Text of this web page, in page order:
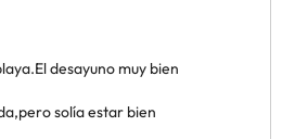
desayuno muy bien
solía estar bien